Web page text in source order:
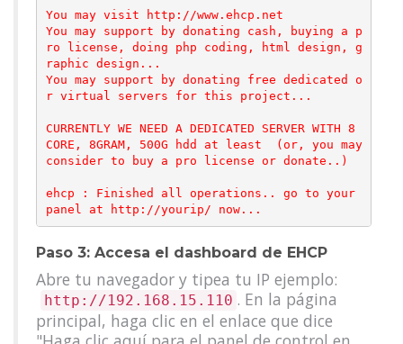
You may visit http://www.ehcp.net
You may support by donating cash, buying a p
ro license, doing php coding, html design, g
raphic design...
You may support by donating free dedicated o
r virtual servers for this project...
CURRENTLY WE NEED A DEDICATED SERVER WITH 8
CORE, 8GRAM, 500G hdd at least  (or, you may
consider to buy a pro license or donate..)
ehcp : Finished all operations.. go to your
Paso 3: Accesa el dashboard de EHCP
Abre tu navegador y tipea tu IP ejemplo:
http://192.168.15.110 . En la página
principal, haga clic en el enlace que dice